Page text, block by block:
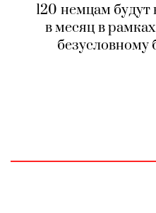
120 немцам будут
в месяц в
безусловному